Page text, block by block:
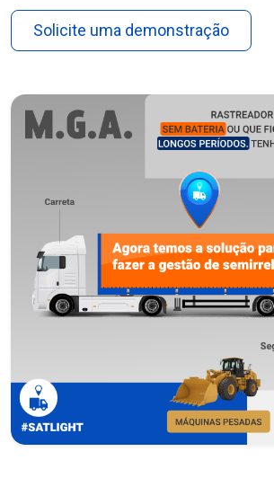
Solicite uma demonstração